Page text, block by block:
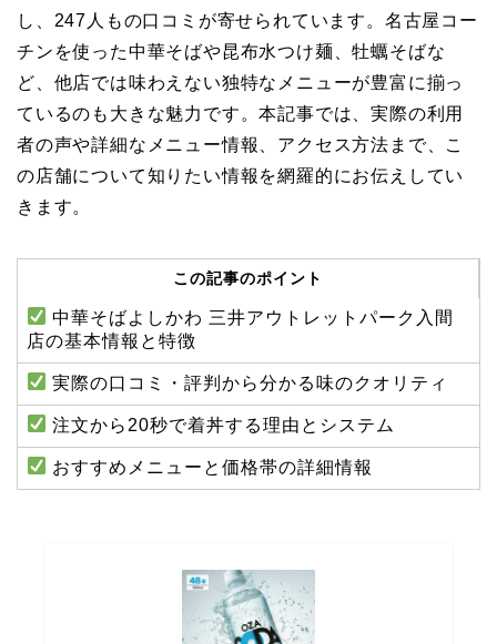
し、247人もの口コミが寄せられています。名古屋コー
チンを使った中華そばや昆布水つけ麺、牡蠣そばな
ど、他店では味わえない独特なメニューが豊富に揃っ
ているのも大きな魅力です。本記事では、実際の利用
者の声や詳細なメニュー情報、アクセス方法まで、こ
の店舗について知りたい情報を網羅的にお伝えしてい
きます。
この記事のポイント
中華そばよしかわ 三井アウトレットパーク入間
店の基本情報と特徴
実際の口コミ・評判から分かる味のクオリティ
注文から20秒で着丼する理由とシステム
おすすめメニューと価格帯の詳細情報